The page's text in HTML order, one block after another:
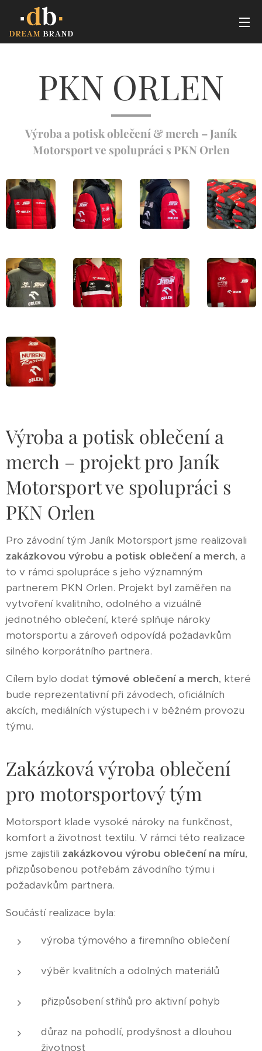
PKN ORLEN
Výroba a potisk oblečení & merch – Janík
Motorsport ve spolupráci s PKN Orlen
Výroba a potisk oblečení a
merch – projekt pro Janík
Motorsport ve spolupráci s
PKN Orlen
Pro závodní tým Janík Motorsport jsme realizovali
zakázkovou výrobu a potisk oblečení a merch, a
to v rámci spolupráce s jeho významným
partnerem PKN Orlen. Projekt byl zaměřen na
vytvoření kvalitního, odolného a vizuálně
jednotného oblečení, které splňuje nároky
motorsportu a zároveň odpovídá požadavkům
silného korporátního partnera.
Cílem bylo dodat týmové oblečení a merch, které
bude reprezentativní při závodech, oficiálních
akcích, mediálních výstupech i v běžném provozu
týmu.
Zakázková výroba oblečení
pro motorsportový tým
Motorsport klade vysoké nároky na funkčnost,
komfort a životnost textilu. V rámci této realizace
jsme zajistili zakázkovou výrobu oblečení na míru,
přizpůsobenou potřebám závodního týmu i
požadavkům partnera.
Součástí realizace byla:
výroba týmového a firemního oblečení
výběr kvalitních a odolných materiálů
přizpůsobení střihů pro aktivní pohyb
důraz na pohodlí, prodyšnost a dlouhou
životnost